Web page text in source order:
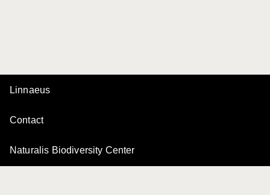
Linnaeus
Contact
Naturalis Biodiversity Center